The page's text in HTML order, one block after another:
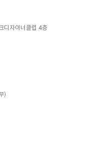
디자이너클럽 4층
)